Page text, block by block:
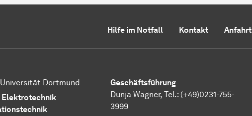
Hilfe im Notfall Kontakt Anfahrt
Dortmund
Elektrotechnik
Geschäftsführung
Dunja Wagner, Tel.: (+49)0231-755-
3999